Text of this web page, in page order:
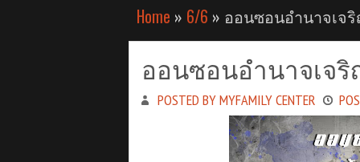
Home » 6/6 » ออนซอนอำนาจเ
ออนซอนอำนาจเจ
POSTED BY MYFAMILY CENTER